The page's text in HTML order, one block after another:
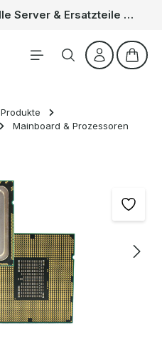
Sommer-Deal: 15% auf alle Server & Ersatzteile – Kein Code nötig, der Rabatt wird automatisch im Warenkorb abgezogen. Gültig vom 01.06. bis 31.08.
Produkte
Mainboard & Prozessoren